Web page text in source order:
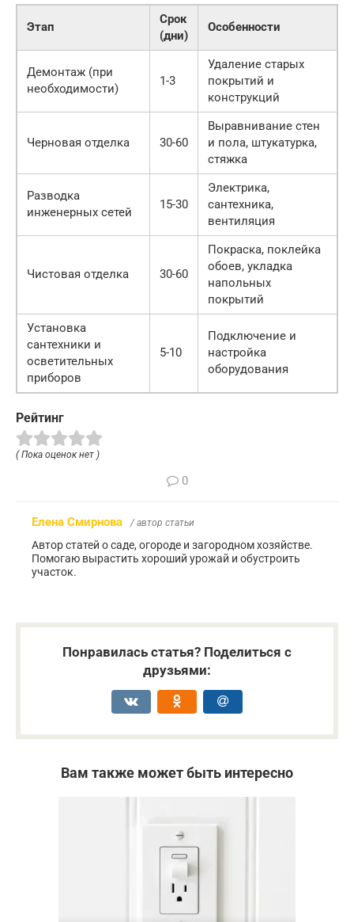
Этап
Срок
(дни)
Особенности
Демонтаж (при
необходимости)
1-3
Удаление старых
покрытий и
конструкций
Черновая отделка 30-60
Выравнивание стен
и пола, штукатурка,
стяжка
Разводка
инженерных сетей
15-30
Электрика,
сантехника,
вентиляция
Чистовая отделка 30-60
Покраска, поклейка
обоев, укладка
напольных
покрытий
Установка
сантехники и
осветительных
приборов
5-10
Подключение и
настройка
оборудования
Рейтинг
( Пока оценок нет )
0
Елена Смирнова / автор статьи
Автор статей о саде, огороде и загородном хозяйстве.
Помогаю вырастить хороший урожай и обустроить
участок.
Понравилась статья? Поделиться с
друзьями:
Вам также может быть интересно